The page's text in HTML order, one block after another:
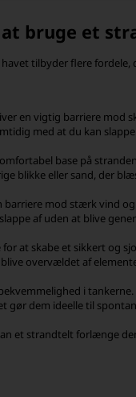
bruge et
tilbyder flere
en vigtig barriere mod
med at du kan
base på
blikke eller sand, der
mod stærk vind
af uden at blive
at skabe et sikkert og
overvældet af
i
gør dem ideelle til
et strandtelt forlænge